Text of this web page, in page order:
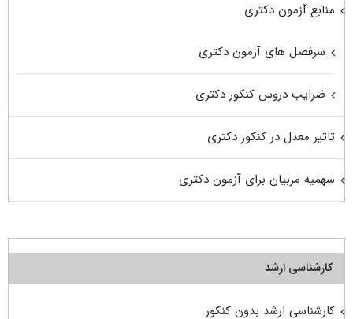
منابع آزمون دکتری
سرفصل های آزمون دکتری
ضرایب دروس کنکور دکتری
تاثیر معدل در کنکور دکتری
سهمیه مربیان برای آزمون دکتری
کارشناسی ارشد
کارشناسی ارشد بدون کنکور